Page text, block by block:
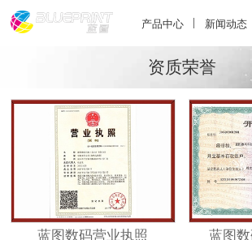
产品中心 新闻动态
资质荣誉
蓝图数码营业执照 蓝图